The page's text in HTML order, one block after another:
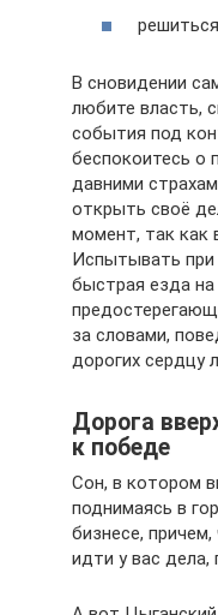
В сновидении
любите власть,
события под
беспокоитесь о
давними
открыть своё
момент, так как
Испытывать при
быстрая езда
за словами,
дорогих сердцу
Дорога
к победе
Сон, в котором
поднимаясь в
бизнесе,
идти у вас дела,